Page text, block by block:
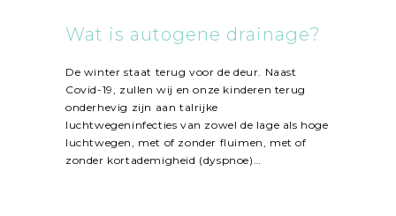
Wat is autogene drainage?
De winter staat terug voor de deur. Naast
Covid-19, zullen wij en onze kinderen terug
onderhevig zijn aan talrijke
luchtwegeninfecties van zowel de lage als hoge
luchtwegen, met of zonder fluimen, met of
zonder kortademigheid (dyspnoe)…